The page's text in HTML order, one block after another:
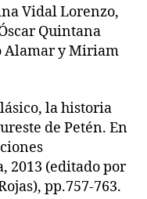
Vidal Lorenzo,
Quintana
Alamar y Miriam
la historia
de Petén. En
2013 (editado por
pp.757-763.